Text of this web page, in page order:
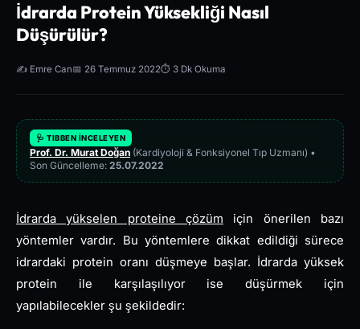
İdrarda Protein Yüksekliği Nasıl
Düşürülür?
✍️ Emre Can📅 26 Temmuz 2022⏱️ 3 Dk Okuma
🩺 TIBBEN İNCELEYEN
Prof. Dr. Murat Doğan (Kardiyoloji & Fonksiyonel Tıp Uzmanı) •
Son Güncelleme: 25.07.2022
İdrarda yükselen proteine çözüm için önerilen bazı
yöntemler vardır. Bu yöntemlere dikkat edildiği sürece
idrardaki protein oranı düşmeye başlar. İdrarda yüksek
protein ile karşılaşılıyor ise düşürmek için
yapılabilecekler şu şekildedir: